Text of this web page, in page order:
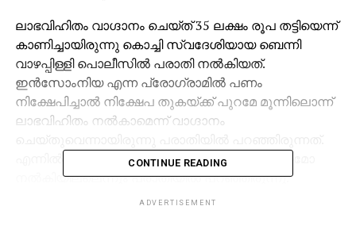
ലാഭവിഹിതം വാഗ്ദാനം ചെയ്ത് 35 ലക്ഷം രൂപ തട്ടിയെന്ന്
കാണിച്ചായിരുന്നു കൊച്ചി സ്വദേശിയായ ബെന്നി
വാഴപ്പിള്ളി പൊലീസില്‍ പരാതി നല്‍കിയത്.
ഇന്‍സോംനിയ എന്ന പ്രോഗ്രാമില്‍ പണം
നിക്ഷേപിച്ചാല്‍ നിക്ഷേപ തുകയ്ക്ക് പുറമേ മൂന്നിലൊന്ന്
ലാഭവിഹിതം നല്‍കാമെന്ന് വാഗ്ദാനം
എന്നില്‍ പിന്നീട് നിക്ഷേപത്തുകയോ ലാഭവിഹിതമോ
നല്‍കിയില്ലെന്നും പരാതിയിൽ പറഞ്ഞിരുന്നു.
CONTINUE READING
ADVERTISEMENT